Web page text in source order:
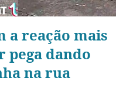
a reação mais
pega dando
na rua